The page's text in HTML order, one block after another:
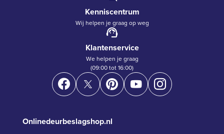
Kenniscentrum
Wij helpen je graag op weg
Klantenservice
We helpen je graag
(09:00 tot 16:00)
Onlinedeurbeslagshop.nl